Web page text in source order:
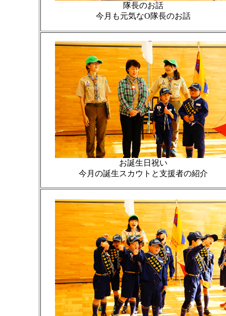
隊長のお話
今月も元気なO隊長のお話
お誕生日祝い
今月の誕生スカウトと支援者の紹介